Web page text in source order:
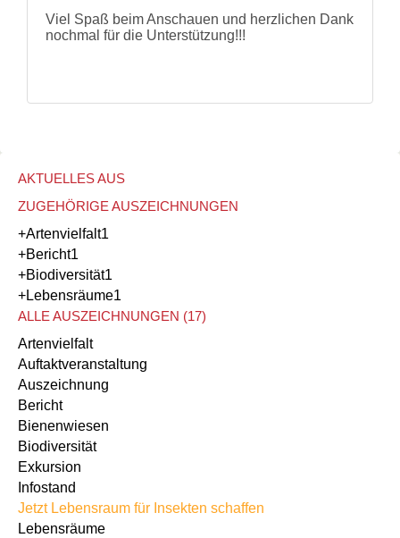
Viel Spaß beim Anschauen und herzlichen Dank
nochmal für die Unterstützung!!!
AKTUELLES AUS
ZUGEHÖRIGE AUSZEICHNUNGEN
+Artenvielfalt1
+Bericht1
+Biodiversität1
+Lebensräume1
ALLE AUSZEICHNUNGEN (17)
Artenvielfalt
Auftaktveranstaltung
Auszeichnung
Bericht
Bienenwiesen
Biodiversität
Exkursion
Infostand
Jetzt Lebensraum für Insekten schaffen
Lebensräume